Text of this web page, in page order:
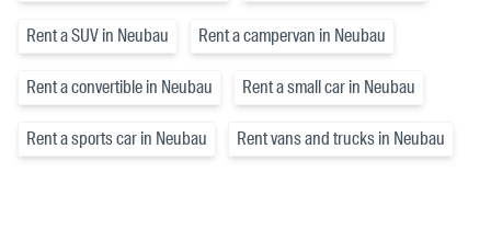
Rent a SUV in Neubau Rent a campervan in Neubau
Rent a convertible in Neubau Rent a small car in Neubau
Rent a sports car in Neubau Rent vans and trucks in Neubau